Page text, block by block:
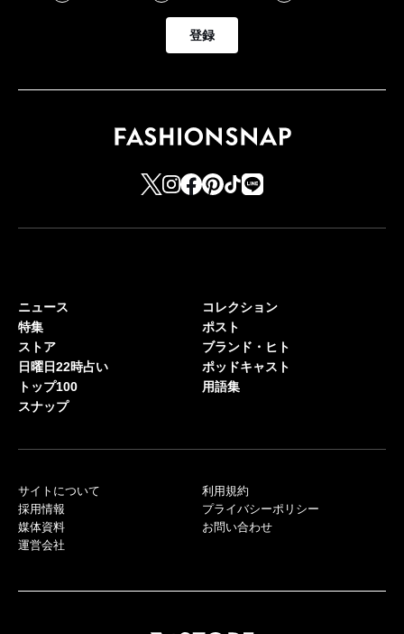
登録
ニュース
特集
ストア
日曜日22時占い
トップ100
スナップ
コレクション
ポスト
ブランド・ヒト
ポッドキャスト
用語集
サイトについて
採用情報
媒体資料
運営会社
利用規約
プライバシーポリシー
お問い合わせ